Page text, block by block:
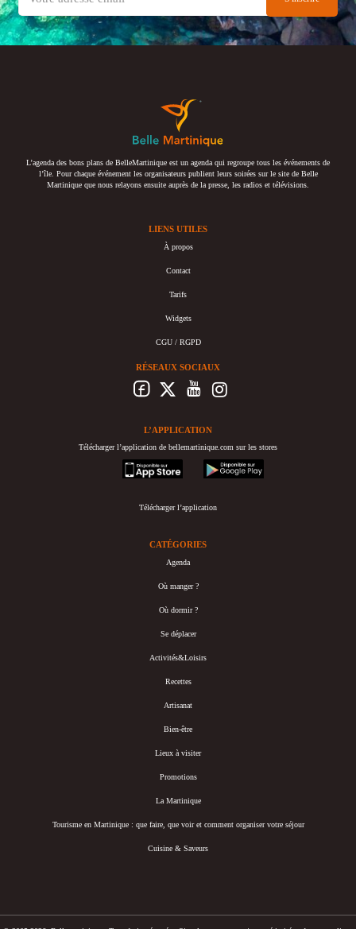
L’agenda des bons plans de BelleMartinique est un agenda qui regroupe tous les événements de
l’île. Pour chaque événement les organisateurs publient leurs soirées sur le site de Belle
Martinique que nous relayons ensuite auprès de la presse, les radios et télévisions.
LIENS UTILES
À propos
Contact
Tarifs
Widgets
CGU / RGPD
RÉSEAUX SOCIAUX
L’APPLICATION
Télécharger l’application de bellemartinique.com sur les stores
appstore
googleplay
Télécharger l’application
CATÉGORIES
Agenda
Où manger ?
Où dormir ?
Se déplacer
Activités&Loisirs
Recettes
Artisanat
Bien-être
Lieux à visiter
Promotions
La Martinique
Tourisme en Martinique : que faire, que voir et comment organiser votre séjour
Cuisine & Saveurs